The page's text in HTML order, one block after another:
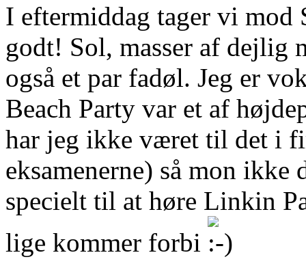
I eftermiddag tager vi
godt! Sol, masser af dejlig
også et par fadøl. Jeg er
Beach Party var et af
har jeg ikke været til det i
eksamenerne) så mon
specielt til at høre Linkin
lige kommer forbi